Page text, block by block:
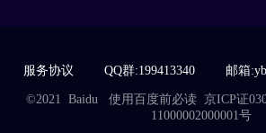
服务协议 QQ群:199413340 邮箱
©2021 Baidu 使用百度前必读 京ICP证
11000002000001号